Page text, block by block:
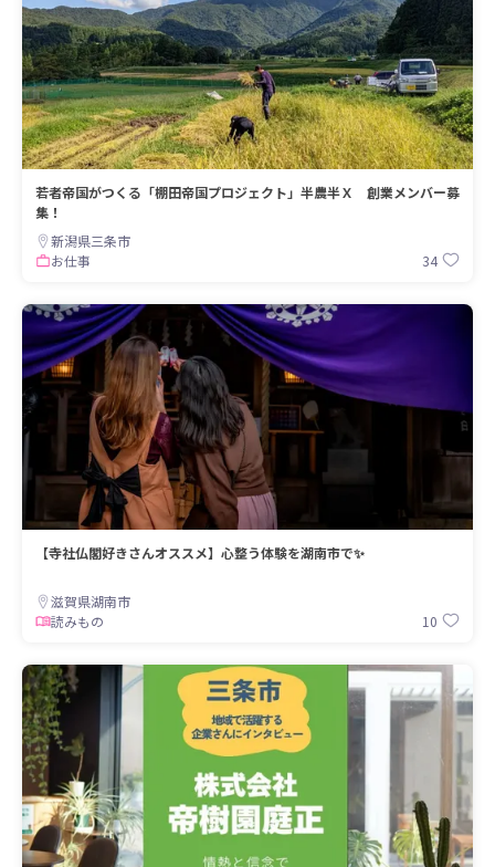
若者帝国がつくる「棚田帝国プロジェクト」半農半Ｘ 創業メンバー募
集！
新潟県三条市
お仕事
34
【寺社仏閣好きさんオススメ】心整う体験を湖南市で✨
滋賀県湖南市
読みもの
10